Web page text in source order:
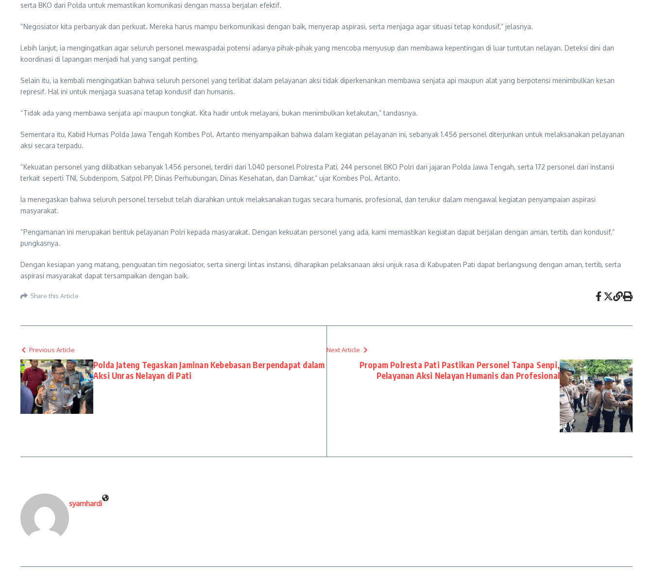
serta BKO dari Polda untuk memastikan komunikasi dengan massa berjalan efektif.
“Negosiator kita perbanyak dan perkuat. Mereka harus mampu berkomunikasi dengan baik, menyerap aspirasi, serta menjaga agar situasi tetap kondusif,” jelasnya.
Lebih lanjut, ia mengingatkan agar seluruh personel mewaspadai potensi adanya pihak-pihak yang mencoba menyusup dan membawa kepentingan di luar tuntutan nelayan. Deteksi dini dan
koordinasi di lapangan menjadi hal yang sangat penting.
Selain itu, ia kembali mengingatkan bahwa seluruh personel yang terlibat dalam pelayanan aksi tidak diperkenankan membawa senjata api maupun alat yang berpotensi menimbulkan kesan
represif. Hal ini untuk menjaga suasana tetap kondusif dan humanis.
“Tidak ada yang membawa senjata api maupun tongkat. Kita hadir untuk melayani, bukan menimbulkan ketakutan,” tandasnya.
Sementara itu, Kabid Humas Polda Jawa Tengah Kombes Pol. Artanto menyampaikan bahwa dalam kegiatan pelayanan ini, sebanyak 1.456 personel diterjunkan untuk melaksanakan pelayanan
aksi secara terpadu.
“Kekuatan personel yang dilibatkan sebanyak 1.456 personel, terdiri dari 1.040 personel Polresta Pati, 244 personel BKO Polri dari jajaran Polda Jawa Tengah, serta 172 personel dari instansi
terkait seperti TNI, Subdenpom, Satpol PP, Dinas Perhubungan, Dinas Kesehatan, dan Damkar,” ujar Kombes Pol. Artanto.
Ia menegaskan bahwa seluruh personel tersebut telah diarahkan untuk melaksanakan tugas secara humanis, profesional, dan terukur dalam mengawal kegiatan penyampaian aspirasi
masyarakat.
“Pengamanan ini merupakan bentuk pelayanan Polri kepada masyarakat. Dengan kekuatan personel yang ada, kami memastikan kegiatan dapat berjalan dengan aman, tertib, dan kondusif,”
pungkasnya.
Dengan kesiapan yang matang, penguatan tim negosiator, serta sinergi lintas instansi, diharapkan pelaksanaan aksi unjuk rasa di Kabupaten Pati dapat berlangsung dengan aman, tertib, serta
aspirasi masyarakat dapat tersampaikan dengan baik.
Share this Article
Previous Article
Polda Jateng Tegaskan Jaminan Kebebasan Berpendapat dalam
Aksi Unras Nelayan di Pati
Next Article
Propam Polresta Pati Pastikan Personel Tanpa Senpi,
Pelayanan Aksi Nelayan Humanis dan Profesional
syamhardi